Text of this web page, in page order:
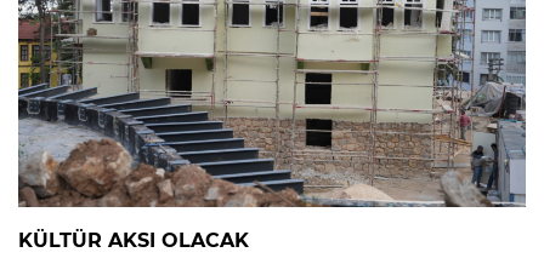
KÜLTÜR AKSI OLACAK